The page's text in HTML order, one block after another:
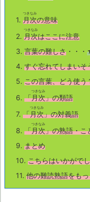
1. 月次
つきなみ
の意味
2. 月次
つきなみ
はここに注意
3. 言葉の難しさ ・・・
4. すぐ忘れてしまいそ
5. この言葉、どう使う
6. 「月次
つきなみ
」の類語
7. 「月次
つきなみ
」の対義語
8. 「月次
つきなみ
」の熟語・こ
9. まとめ
10. こちらはいかがで
11. 他の難読熟語をも